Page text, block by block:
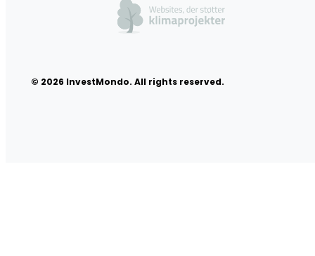
© 2026 InvestMondo. All rights reserved.